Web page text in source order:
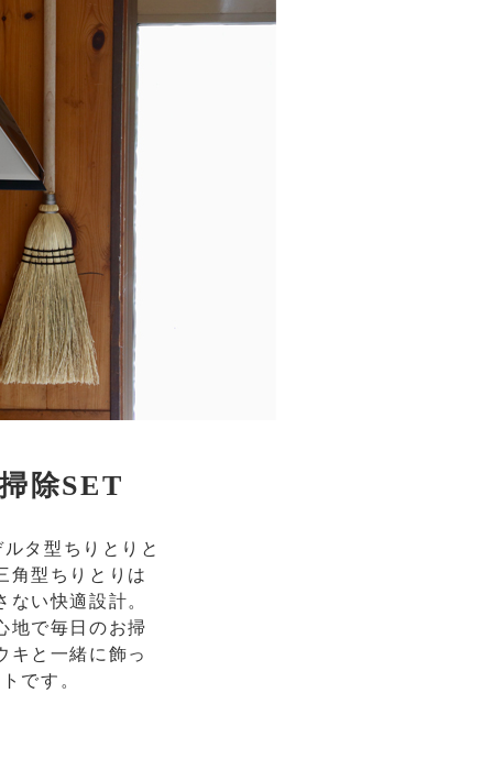
除SET
タ型ちりとりと
角型ちりとりは
い快適設計。
地で毎日のお掃
キと一緒に飾っ
です。